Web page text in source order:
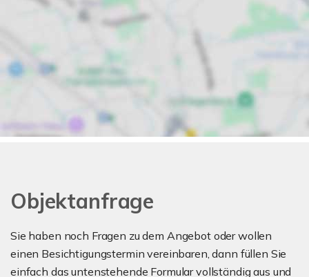
Objektanfrage
Sie haben noch Fragen zu dem Angebot oder wollen
einen Besichtigungstermin vereinbaren, dann füllen Sie
einfach das untenstehende Formular vollständig aus und